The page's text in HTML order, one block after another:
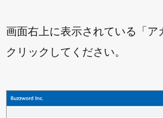
画面右上に表示されている「ア
クリックしてください。